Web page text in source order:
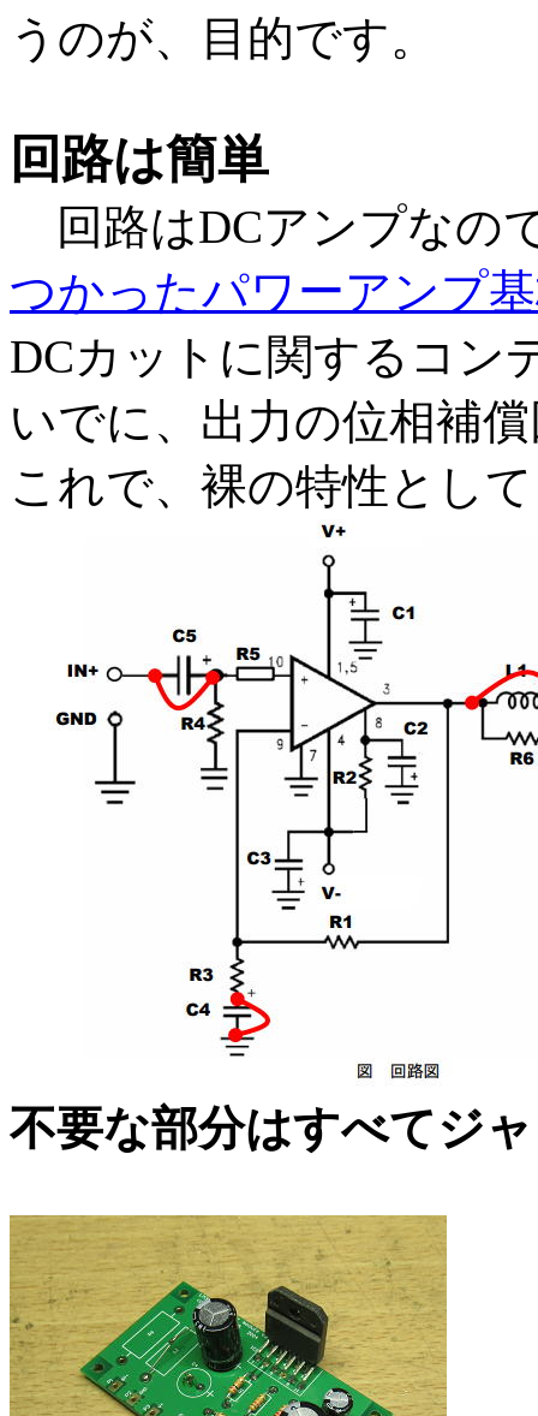
うのが、目的です。
回路は簡単
回路はDCアンプなの
つかったパワーアンプ
DCカットに関するコン
いでに、出力の位相補
これで、裸の特性とし
不要な部分はすべてジ